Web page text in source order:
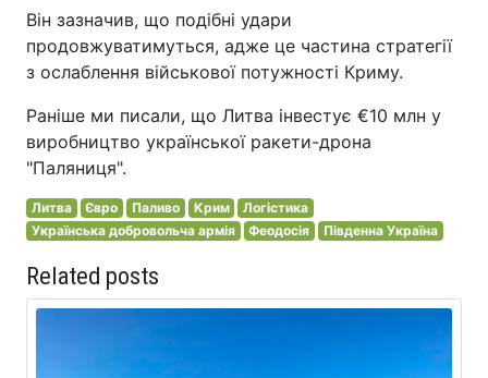
Він зазначив, що подібні удари
продовжуватимуться, адже це частина стратегії
з ослаблення військової потужності Криму.
Раніше ми писали, що Литва інвестує €10 млн у
виробництво української ракети-дрона
"Паляниця".
Литва Євро Паливо Крим
Логістика
Українська добровольча армія
Феодосія Південна Україна
Related posts